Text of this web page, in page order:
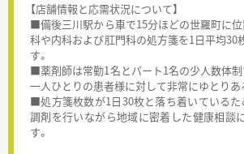
【店舗情報と応需状況について】
■備後三川駅から車で15分ほどの世羅町に位
科や内科および肛門科の処方箋を1日平均30
す。
■薬剤師は常勤1名とパート1名の少人数体制
一人ひとりの患者様に対して非常にゆとりあ
■処方箋枚数が1日30枚と落ち着いているた
調剤を行いながら地域に密着した健康相談
す。